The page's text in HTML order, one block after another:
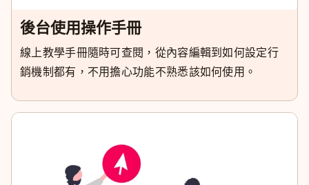
後台使用操作手冊
線上教學手冊隨時可查閱，從內容編輯到如何設定行
銷機制都有，不用擔心功能不熟悉該如何使用。